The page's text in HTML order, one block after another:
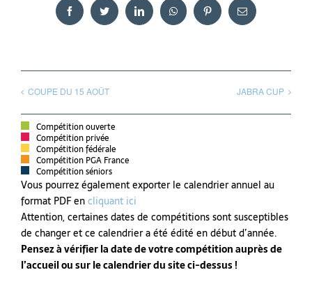
FacebookTwitter LinkedInWhatsAppPinterestEmail
COUPE DU 15 AOÛT JABRA CUP
Compétition ouverte
Compétition privée
Compétition fédérale
Compétition PGA France
Compétition séniors
Vous pourrez également exporter le calendrier annuel au
format PDF encliquant ici
Attention, certaines dates de compétitions sont susceptibles
de changer et ce calendrier a été édité en début d’année.
Pensez à vérifier la date de votre compétition auprès de
l’accueil ou sur le calendrier du site ci-dessus !